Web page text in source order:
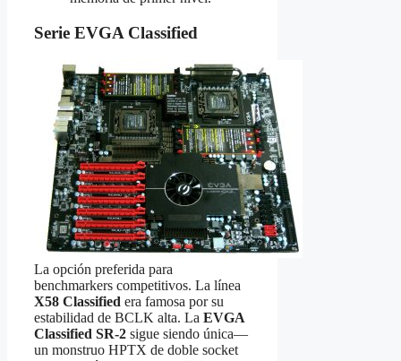
Serie EVGA Classified
La opción preferida para
benchmarkers competitivos. La línea
X58 Classified era famosa por su
estabilidad de BCLK alta. La EVGA
Classified SR-2 sigue siendo única—
un monstruo HPTX de doble socket